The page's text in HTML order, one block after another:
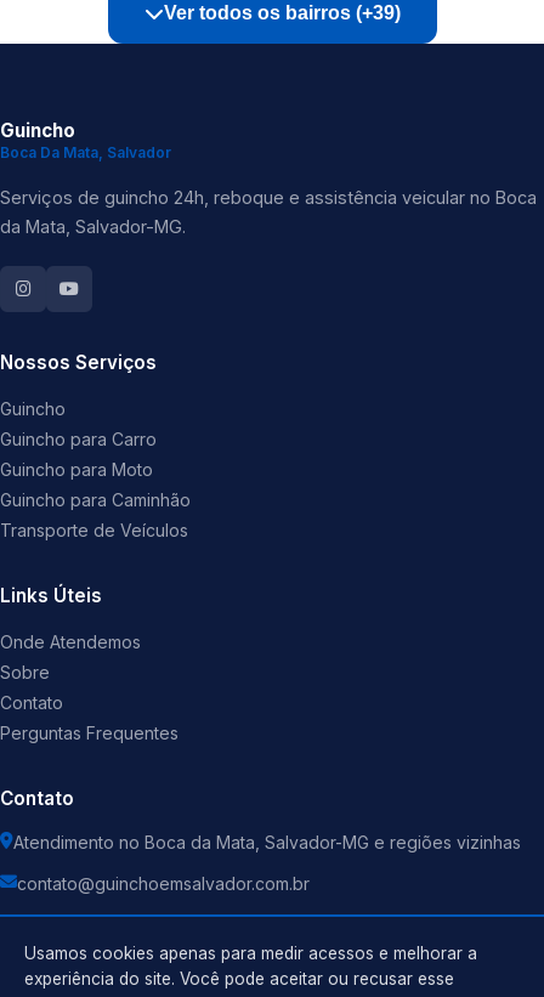
Ver todos os bairros (+39)
Guincho
Boca Da Mata, Salvador
Serviços de guincho 24h, reboque e assistência veicular no Boca
da Mata, Salvador-MG.
Nossos Serviços
Guincho
Guincho para Carro
Guincho para Moto
Guincho para Caminhão
Transporte de Veículos
Links Úteis
Onde Atendemos
Sobre
Contato
Perguntas Frequentes
Contato
Atendimento no Boca da Mata, Salvador-MG e regiões vizinhas
contato@guinchoemsalvador.com.br
Usamos cookies apenas para medir acessos e melhorar a
experiência do site. Você pode aceitar ou recusar esse